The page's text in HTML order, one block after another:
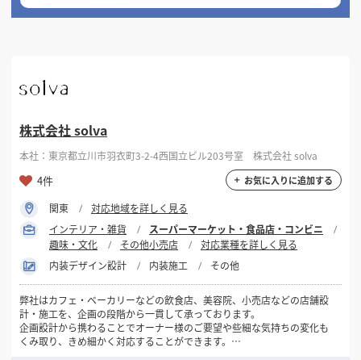
株式会社 solva
本社：東京都立川市羽衣町3-2-4西国立ビル203号室 株式会社 solva
4件 お気に入りに追加する
関東
対応地域を詳しく見る
インテリア・雑貨
スーパーマーケット・食品店・コンビニ
趣味・文化
その他小売店
対応業種を詳しく見る
内装デザイン設計
内装施工 その他
弊社はカフェ・ベーカリーなどの飲食店、美容院、小売店などの店舗設
計・施工を、企画の段階から一貫して承っております。
企画設計から携わることでオーナー様のご要望や些細な気持ちの変化も
くみ取り、きめ細かく対応することができます。